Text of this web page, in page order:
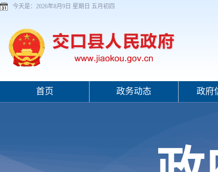
今天是： 2026年8月9日 星期日 五月初四
首页 政务动态 政府